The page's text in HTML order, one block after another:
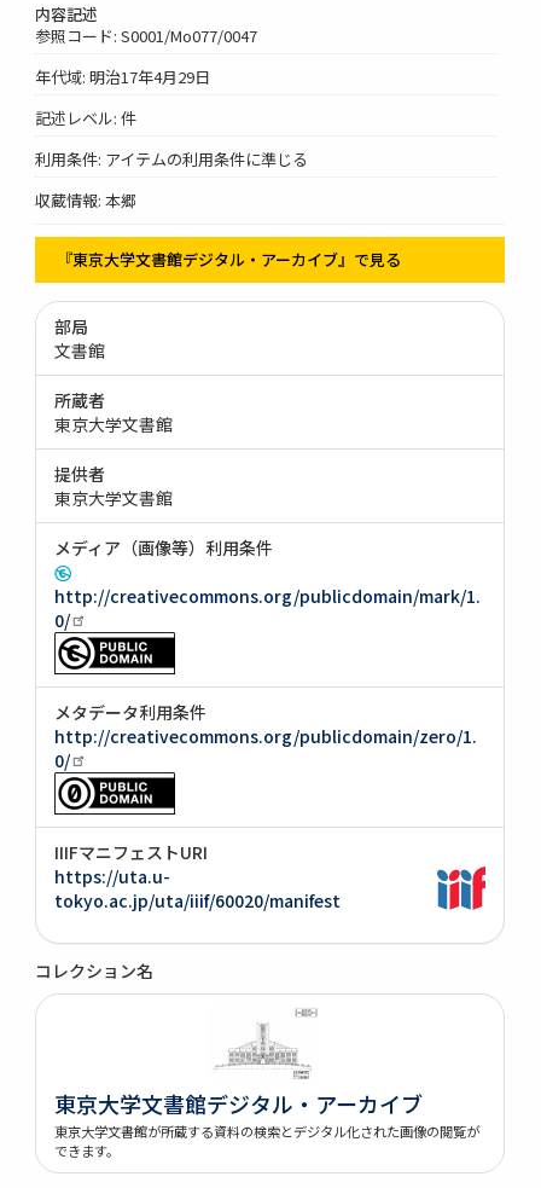
内容記述
参照コード: S0001/Mo077/0047
年代域: 明治17年4月29日
記述レベル: 件
利用条件: アイテムの利用条件に準じる
収蔵情報: 本郷
『東京大学文書館デジタル・アーカイブ』で見る
部局
文書館
所蔵者
東京大学文書館
提供者
東京大学文書館
メディア（画像等）利用条件
http://creativecommons.org/publicdomain/mark/1.
0/
メタデータ利用条件
http://creativecommons.org/publicdomain/zero/1.
0/
IIIFマニフェストURI
https://uta.u-
tokyo.ac.jp/uta/iiif/60020/manifest
コレクション名
東京大学文書館デジタル・アーカイブ
東京大学文書館が所蔵する資料の検索とデジタル化された画像の閲覧が
できます。